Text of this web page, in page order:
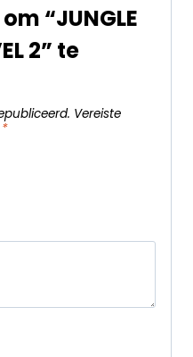
“JUNGLE
2” te
Vereiste
*